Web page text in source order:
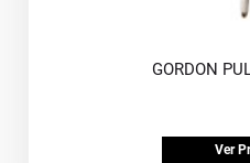
GORDON
Ver